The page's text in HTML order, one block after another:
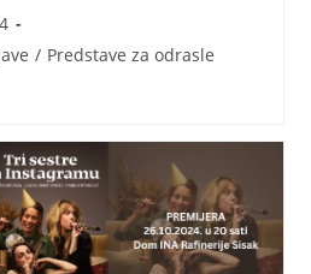
/ Predstave za odrasle